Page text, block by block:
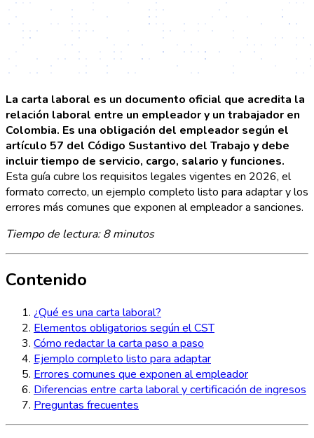
La carta laboral es un documento oficial que acredita la
relación laboral entre un empleador y un trabajador en
Colombia. Es una obligación del empleador según el
artículo 57 del Código Sustantivo del Trabajo y debe
incluir tiempo de servicio, cargo, salario y funciones.
Esta guía cubre los requisitos legales vigentes en 2026, el
formato correcto, un ejemplo completo listo para adaptar y los
errores más comunes que exponen al empleador a sanciones.
Tiempo de lectura: 8 minutos
Contenido
¿Qué es una carta laboral?
Elementos obligatorios según el CST
Cómo redactar la carta paso a paso
Ejemplo completo listo para adaptar
Errores comunes que exponen al empleador
Diferencias entre carta laboral y certificación de ingresos
Preguntas frecuentes